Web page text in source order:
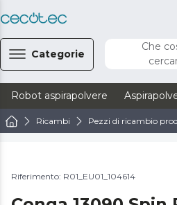
Categorie
Che
Robot aspirapolvere
Ricambi Pezzi di ricambio
Riferimento: R01_EU01_104614